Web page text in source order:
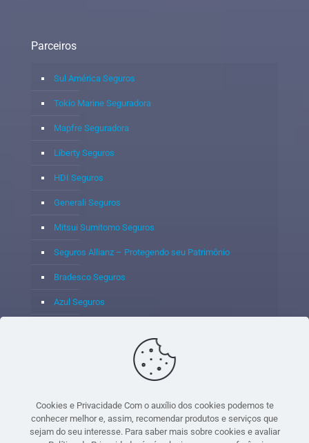
Parceiros
Sul América Seguros
Tokio Marine Seguradora
Mapfre Seguradora
Liberty Seguros
HDI Seguros
Generali Seguros
Mitsui Sumitomo Seguros
Seguros Allianz – Protegendo seu Patrimônio
Bradesco Seguros
Azul Seguros
Cookies e Privacidade Com o auxílio dos cookies podemos te
conhecer melhor e, assim, recomendar produtos e serviços que
sejam do seu interesse. Para saber mais sobre cookies e avaliar